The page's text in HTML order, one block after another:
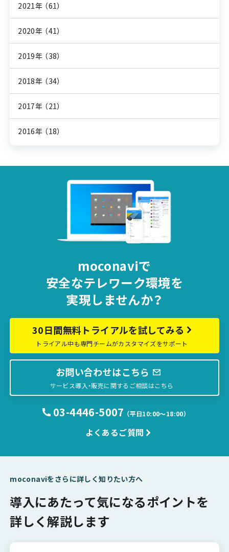
2021年 （61）
2020年 （41）
2019年 （38）
2018年 （34）
2017年 （21）
2016年 （18）
moconaviで
安全なテレワーク環境を
実現しませんか？
30日間無料トライアルを試してみる
トライアル中も専門チームがカスタマイズをサポート
お問い合わせはこちら
サービス導入・販売に関するご相談はこちら
03-4446-5007 （平日10:00〜18:00）
よくあるご質問
moconaviをさらに詳しく知りたい方へ
導入にあたって気になるポイントを
詳しく解説します